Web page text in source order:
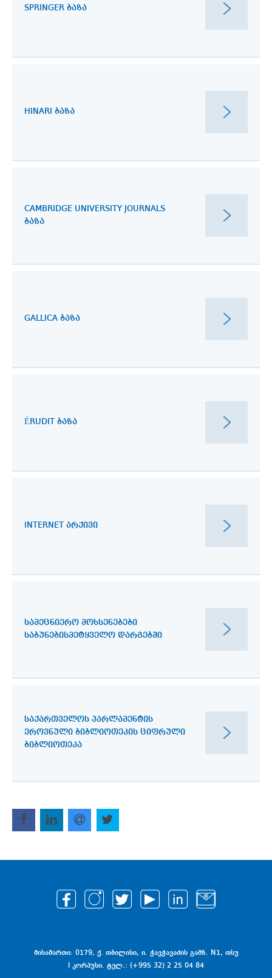
SPRINGER ᲑᲐᲖᲐ
HINARI ᲑᲐᲖᲐ
CAMBRIDGE UNIVERSITY JOURNALS
ᲑᲐᲖᲐ
GALLICA ᲑᲐᲖᲐ
ÉRUDIT ᲑᲐᲖᲐ
INTERNET ᲐᲠᲥᲘᲕᲘ
ᲡᲐᲛᲔᲪᲜᲘᲔᲠᲝ ᲛᲝᲮᲡᲔᲜᲔᲑᲔᲑᲘ
ᲡᲐᲑᲣᲜᲔᲑᲘᲡᲛᲔᲢᲧᲕᲔᲚᲝ ᲓᲐᲠᲒᲔᲑᲨᲘ
ᲡᲐᲥᲐᲠᲗᲕᲔᲚᲝᲡ ᲞᲐᲠᲚᲐᲛᲔᲜᲢᲘᲡ
ᲔᲠᲝᲕᲜᲣᲚᲘ ᲑᲘᲑᲚᲘᲝᲗᲔᲙᲘᲡ ᲪᲘᲤᲠᲣᲚᲘ
ᲑᲘᲑᲚᲘᲝᲗᲔᲙᲐ
მისამართი: 0179, ქ. თბილისი, ი. ჭავჭავაძის გამზ. N1, თსუ
I კორპუსი. ტელ.: (+995 32) 2 25 04 84